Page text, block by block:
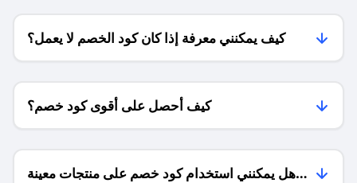
كيف يمكنني معرفة إذا كان كود الخصم لا يعمل؟
كيف أحصل على أقوى كود خصم؟
هل يمكنني استخدام كود خصم على منتجات معينة